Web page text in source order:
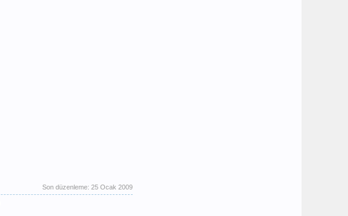
Son düzenleme: 25 Ocak 2009